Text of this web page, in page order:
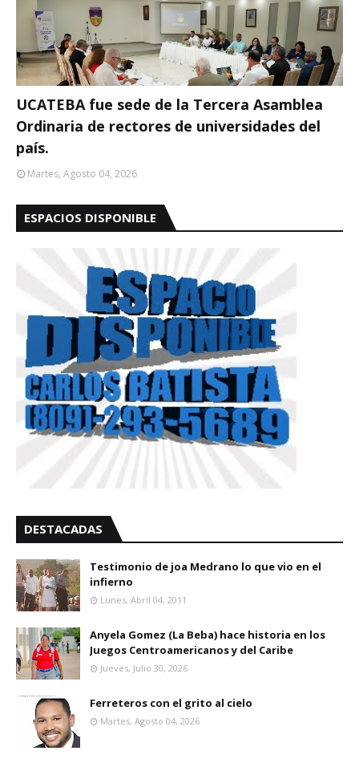
UCATEBA fue sede de la Tercera Asamblea
Ordinaria de rectores de universidades del
país.
Martes, Agosto 04, 2026
ESPACIOS DISPONIBLE
DESTACADAS
Testimonio de joa Medrano lo que vio en el
infierno
Lunes, Abril 04, 2011
Anyela Gomez (La Beba) hace historia en los
Juegos Centroamericanos y del Caribe
Jueves, Julio 30, 2026
Ferreteros con el grito al cielo
Martes, Agosto 04, 2026